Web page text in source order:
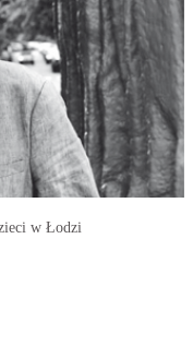
w Łodzi